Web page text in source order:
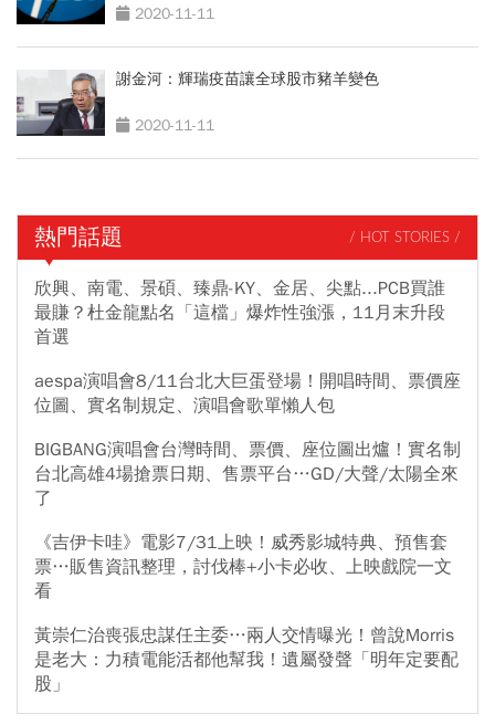
2020-11-11
謝金河：輝瑞疫苗讓全球股市豬羊變色
2020-11-11
熱門話題 / HOT STORIES /
欣興、南電、景碩、臻鼎-KY、金居、尖點...PCB買誰
最賺？杜金龍點名「這檔」爆炸性強漲，11月末升段
首選
aespa演唱會8/11台北大巨蛋登場！開唱時間、票價座
位圖、實名制規定、演唱會歌單懶人包
BIGBANG演唱會台灣時間、票價、座位圖出爐！實名制
台北高雄4場搶票日期、售票平台…GD/大聲/太陽全來
了
《吉伊卡哇》電影7/31上映！威秀影城特典、預售套
票…販售資訊整理，討伐棒+小卡必收、上映戲院一文
看
黃崇仁治喪張忠謀任主委…兩人交情曝光！曾說Morris
是老大：力積電能活都他幫我！遺屬發聲「明年定要配
股」